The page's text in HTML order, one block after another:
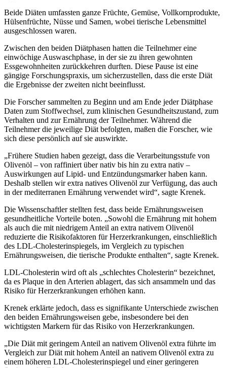
Beide Diäten umfassten ganze Früchte, Gemüse, Vollkornprodukte,
Hülsenfrüchte, Nüsse und Samen, wobei tierische Lebensmittel
ausgeschlossen waren.
Zwischen den beiden Diätphasen hatten die Teilnehmer eine
einwöchige Auswaschphase, in der sie zu ihren gewohnten
Essgewohnheiten zurückkehren durften. Diese Pause ist eine
gängige Forschungspraxis, um sicherzustellen, dass die erste Diät
die Ergebnisse der zweiten nicht beeinflusst.
Die Forscher sammelten zu Beginn und am Ende jeder Diätphase
Daten zum Stoffwechsel, zum klinischen Gesundheitszustand, zum
Verhalten und zur Ernährung der Teilnehmer. Während die
Teilnehmer die jeweilige Diät befolgten, maßen die Forscher, wie
sich diese persönlich auf sie auswirkte.
„Frühere Studien haben gezeigt, dass die Verarbeitungsstufe von
Olivenöl – von raffiniert über nativ bis hin zu extra nativ –
Auswirkungen auf Lipid- und Entzündungsmarker haben kann.
Deshalb stellen wir extra natives Olivenöl zur Verfügung, das auch
in der mediterranen Ernährung verwendet wird“, sagte Krenek.
Die Wissenschaftler stellten fest, dass beide Ernährungsweisen
gesundheitliche Vorteile boten. „Sowohl die Ernährung mit hohem
als auch die mit niedrigem Anteil an extra nativem Olivenöl
reduzierte die Risikofaktoren für Herzerkrankungen, einschließlich
des LDL-Cholesterinspiegels, im Vergleich zu typischen
Ernährungsweisen, die tierische Produkte enthalten“, sagte Krenek.
LDL-Cholesterin wird oft als „schlechtes Cholesterin“ bezeichnet,
da es Plaque in den Arterien ablagert, das sich ansammeln und das
Risiko für Herzerkrankungen erhöhen kann.
Krenek erklärte jedoch, dass es signifikante Unterschiede zwischen
den beiden Ernährungsweisen gebe, insbesondere bei den
wichtigsten Markern für das Risiko von Herzerkrankungen.
„Die Diät mit geringem Anteil an nativem Olivenöl extra führte im
Vergleich zur Diät mit hohem Anteil an nativem Olivenöl extra zu
einem höheren LDL-Cholesterinspiegel und einer geringeren